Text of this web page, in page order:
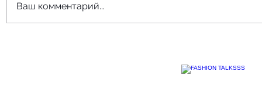
Ваш комментарий...